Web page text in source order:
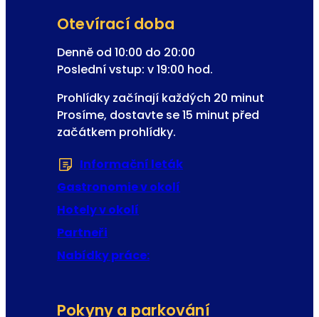
Otevírací doba
Denně od 10:00 do 20:00
Poslední vstup: v 19:00 hod.
Prohlídky začínají každých 20 minut
Prosíme, dostavte se 15 minut před
začátkem prohlídky.
Informační leták
Gastronomie v okolí
Hotely v okolí
Partneři
Nabídky práce:
Pokyny a parkování